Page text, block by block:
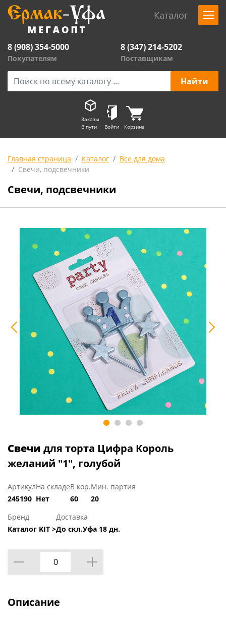
Каталог
8 (908) 354-5000
Покупателям
8 (347) 214-5202
Поставщикам
Заказы
В пути
Войти Корзина
Главная страница Каталог
Все для дома
Свечи, подсвечники
Свечи, подсвечники
Свечи для торта Цифра Король
желаний "1", голубой
Артикул
245190
На складе
Нет
В кор.
60
Мин. партия
20
Бренд
Каталог KIT >
Доставка
До скл.Уфа 18 дн.
Описание